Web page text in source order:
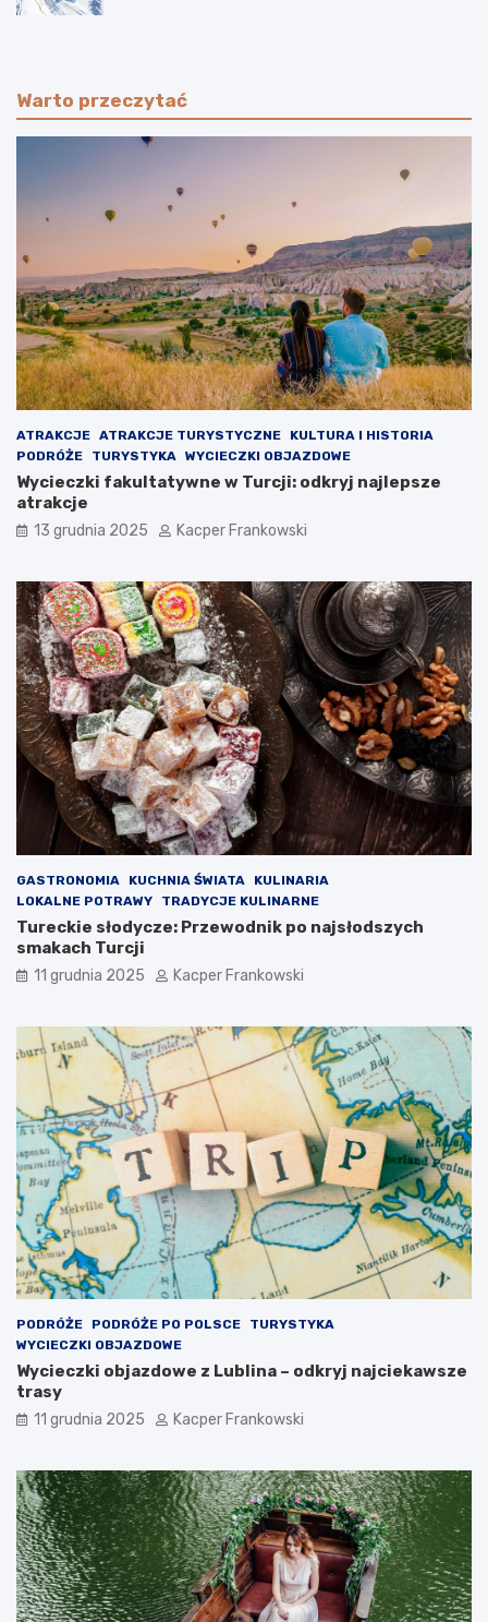
Warto przeczytać
ATRAKCJE ATRAKCJE TURYSTYCZNE
KULTURA I HISTORIA
PODRÓŻE
TURYSTYKA WYCIECZKI OBJAZDOWE
Wycieczki fakultatywne w Turcji: odkryj najlepsze
atrakcje
13 grudnia 2025 Kacper Frankowski
GASTRONOMIA KUCHNIA ŚWIATA
KULINARIA
LOKALNE POTRAWY
TRADYCJE KULINARNE
Tureckie słodycze: Przewodnik po najsłodszych
smakach Turcji
11 grudnia 2025 Kacper Frankowski
PODRÓŻE PODRÓŻE PO POLSCE
TURYSTYKA
WYCIECZKI OBJAZDOWE
Wycieczki objazdowe z Lublina – odkryj najciekawsze
trasy
11 grudnia 2025 Kacper Frankowski